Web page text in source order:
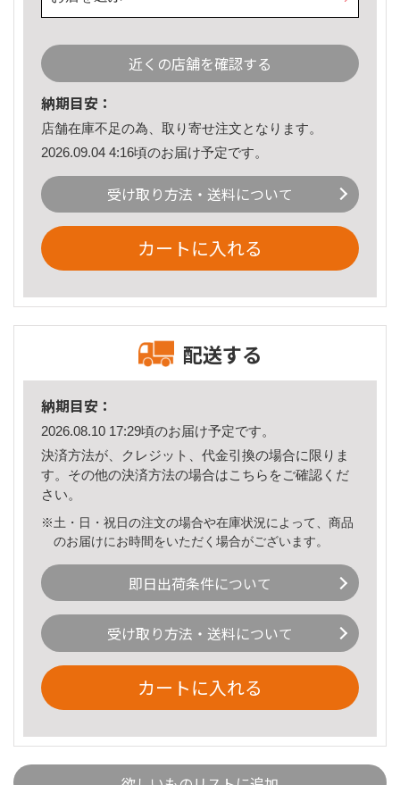
近くの店舗を確認する
納期目安：
店舗在庫不足の為、取り寄せ注文となります。
2026.09.04 4:16頃のお届け予定です。
受け取り方法・送料について
カートに入れる
配送する
納期目安：
2026.08.10 17:29頃のお届け予定です。
決済方法が、クレジット、代金引換の場合に限りま
す。その他の決済方法の場合はこちら をご確認くだ
さい。
※土・日・祝日の注文の場合や在庫状況によって、商品
のお届けにお時間をいただく場合がございます。
即日出荷条件について
受け取り方法・送料について
カートに入れる